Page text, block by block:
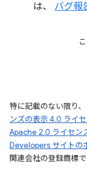
は、 バグ報
特に記載のない限り
ンズの表示 4.0 ライ
Apache 2.0 ライセン
Developers サイトの
関連会社の登録商標で